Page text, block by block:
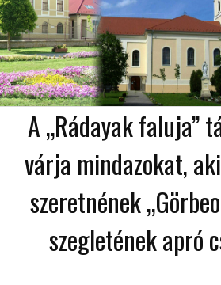
A „Rádayak faluja”
várja mindazokat,
szeretnének
szegletének apró